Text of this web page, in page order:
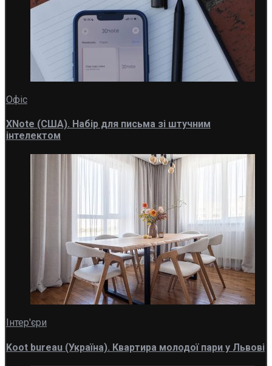
Офіс
XNote (США). Набір для письма зі штучним
інтелектом
Інтер'єри
Koot bureau (Україна). Квартира молодої пари у Львові